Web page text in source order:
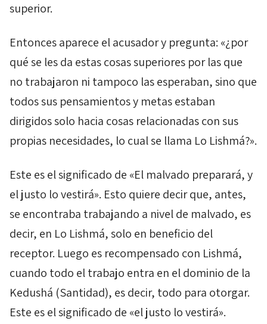
superior.
Entonces aparece el acusador y pregunta: «¿por
qué se les da estas cosas superiores por las que
no trabajaron ni tampoco las esperaban, sino que
todos sus pensamientos y metas estaban
dirigidos solo hacia cosas relacionadas con sus
propias necesidades, lo cual se llama Lo Lishmá?».
Este es el significado de «El malvado preparará, y
el justo lo vestirá». Esto quiere decir que, antes,
se encontraba trabajando a nivel de malvado, es
decir, en Lo Lishmá, solo en beneficio del
receptor. Luego es recompensado con Lishmá,
cuando todo el trabajo entra en el dominio de la
Kedushá (Santidad), es decir, todo para otorgar.
Este es el significado de «el justo lo vestirá».